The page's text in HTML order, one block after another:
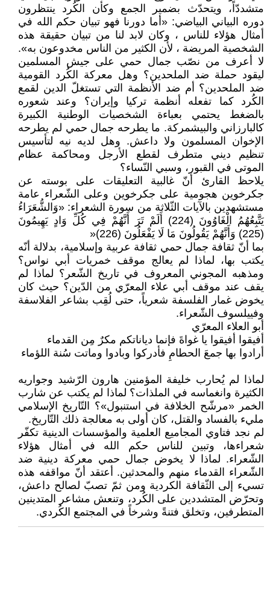
متشددّاً، ويتحدّث بضمير الجمع وكأن الكُرد ينتظرون
دوره البياني البياضي: «أما دورنا فهو تبيان حكم الله في
أمثال هؤلاء للناس ، وكان لابد لنا من تبيان حقيقة هذه
الشخصية المريضة ، لأن الكثير من الناس مخدوعون به».
لا أعرف من نصّب جمال حمي على جيش المسلمين
ليقود حملة ضد الملحدين؟ وهل معركة الكُرد القومية
ضد الملحدين؟ أم ضد الأنظمة التي تستغلّ الدين لقمع
الكُرد كما تفعله أنظمة تركيا وإيران؟ وعند شعوره
بالضغط يحتمي بعباءة الشخصيات الوطنية الكبيرة
كالبارزاني والبيشمركة. ما يطرحه جمال حمي لم يطرحه
الإخوان المسلمون ولا داعش. وهل لديه نيه لتأسيس
تنظيم ديني متطرف لقطع الأرجل ومحاكمة عظام
الموتى في القبور، وسبي النّساء؟
يلاحظ القارئ أنّ غالبية التعليقات على بوسته عن
جكرخوين هجومية على جكرخوين وعلى الشّعراء عامة
مستشهدين بالآيات الثّلاثة من سورة الشعراء: «وَالشُّعَرَاءُ
يَتَّبِعُهُمُ الْغَاوُونَ (224) أَلَمْ تَرَ أَنَّهُمْ فِي كُلِّ وَادٍ يَهِيمُونَ
(225) وَأَنَّهُمْ يَقُولُونَ مَا لَا يَفْعَلُونَ (226)«
بما أنّ ثقافة جمال حمي ثقافة عربية وإسلامية، بدلالة أنّه
يكتب بها، لماذا لم يعالج موقف خمريات أبي نواس؟
ومذهبه المجوني المعروف في تاريخ الشّعر؟ لماذا لم
يقف عند موقف أبي علاء المعرّي من الدّين؟ حيث كان
يخوض غمار الفلسفة شعرياً، حتى لُقِب بشاعر الفلاسفة
وفييلسوف الشّعراء.
أبو العلاء المعرّي
أفيقوا أفيقوا يا غواةَ فإنما دياناتكم مكرٌ مِن القدماء
أرادوا بها جمعَ الحطامِ فأدركوا وبادوا وماتت سُنة اللؤماء
لماذا لم يُحارب خليفة المؤمنين هارون الرّشيد وجواريه
الكثيرة وانغماسه في الملذات؟ لماذا لم يكتب عن شارب
الخمر «مرشّح الخلافة في استنبول»؟ التّاريخ الإسلامي
مليء بالفساد والقتل، كان أولى به معالجة ذلك التّاريخ.
لم نجد فتاوي المجاميع العلمية والمؤسسات الدينية تكفّر
شعراءها، وتبين للناس حكم الله في أمثال هؤلاء
الشّعراء. لماذا لا يخوض جمال حمي معركة دينية ضد
الشّعراء القدماء منهم والمحدثين. أعتقد أنّ مواقفه هذه
تسيء إلى الثّقافة الكردية ومن ثمّ تصبّ لصالح داعش،
وتحرّض المتشددين على الكُرد، وتنعش مشاعر المتدينين
المتطرفين، وتخلق فتنةً وشرخاً في المجتمع الكُردي.